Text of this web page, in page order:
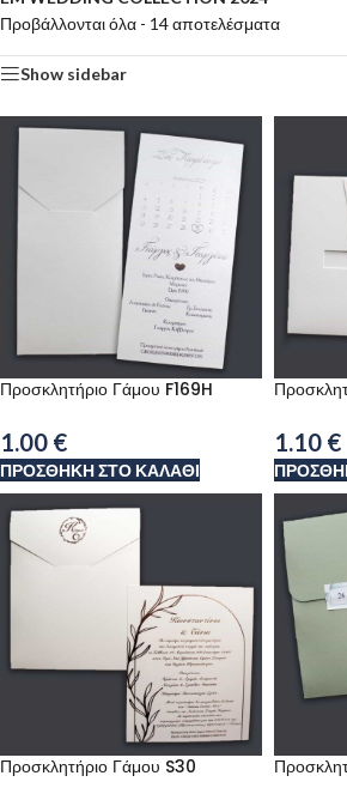
Προβάλλονται όλα - 14 αποτελέσματα
Show sidebar
Προσκλητήριο Γάμου F169H
1.00 €
ΠΡΟΣΘΉΚΗ ΣΤΟ ΚΑΛΆΘΙ
1.10 €
Προσκλητήριο Γάμου S30